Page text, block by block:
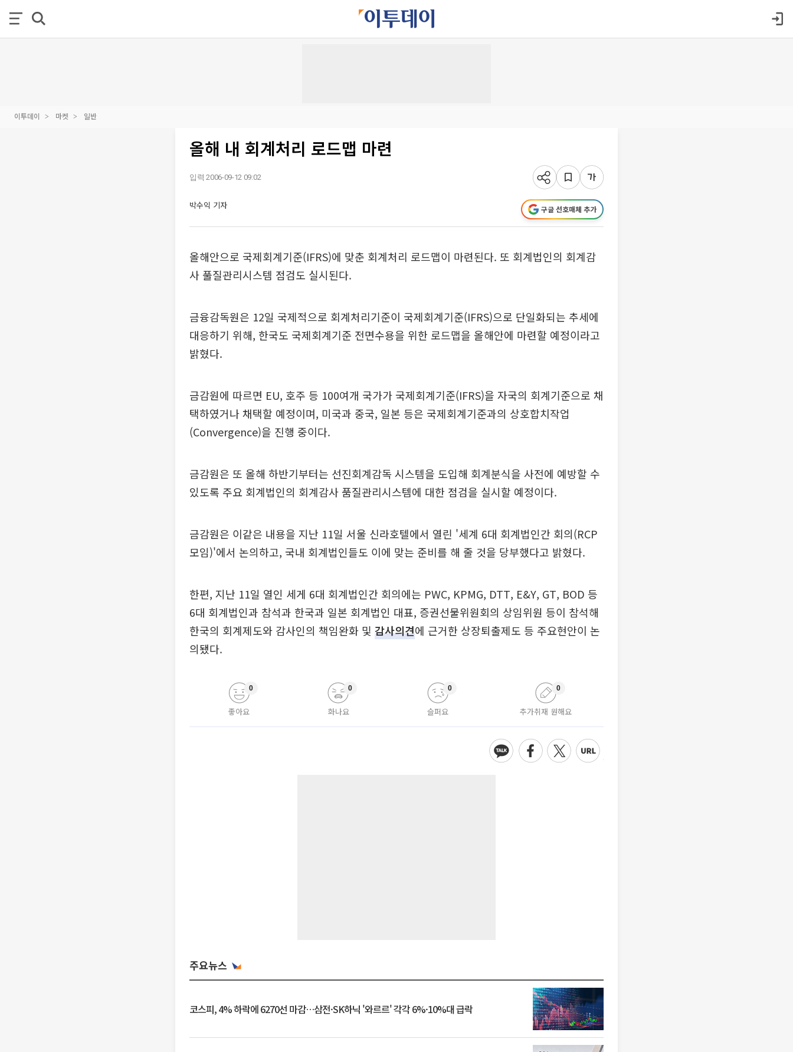
이투데이 마켓 일반
올해 내 회계처리 로드맵 마련
입력 2006-09-12 09:02
박수익 기자 구글 선호매체 추가
올해안으로 국제회계기준(IFRS)에 맞춘 회계처리 로드맵이 마련된다. 또 회계법인의 회계감
사 풀질관리시스템 점검도 실시된다.
금융감독원은 12일 국제적으로 회계처리기준이 국제회계기준(IFRS)으로 단일화되는 추세에
대응하기 위해, 한국도 국제회계기준 전면수용을 위한 로드맵을 올해안에 마련할 예정이라고
밝혔다.
금감원에 따르면 EU, 호주 등 100여개 국가가 국제회계기준(IFRS)을 자국의 회계기준으로 채
택하였거나 채택할 예정이며, 미국과 중국, 일본 등은 국제회계기준과의 상호합치작업
(Convergence)을 진행 중이다.
금감원은 또 올해 하반기부터는 선진회계감독 시스템을 도입해 회계분식을 사전에 예방할 수
있도록 주요 회계법인의 회계감사 품질관리시스템에 대한 점검을 실시할 예정이다.
금감원은 이같은 내용을 지난 11일 서울 신라호텔에서 열린 '세계 6대 회계법인간 회의(RCP
모임)'에서 논의하고, 국내 회계법인들도 이에 맞는 준비를 해 줄 것을 당부했다고 밝혔다.
한편, 지난 11일 열인 세게 6대 회계법인간 회의에는 PWC, KPMG, DTT, E&Y, GT, BOD 등
6대 회계법인과 참석과 한국과 일본 회계법인 대표, 증권선물위원회의 상임위원 등이 참석해
한국의 회계제도와 감사인의 책임완화 및 감사의견에 근거한 상장퇴출제도 등 주요현안이 논
의됐다.
좋아요
0
화나요
0
슬퍼요
0
추가취재 원해요
0
주요뉴스
코스피, 4% 하락에 6270선 마감…삼전·SK하닉 '와르르' 각각 6%·10%대 급락